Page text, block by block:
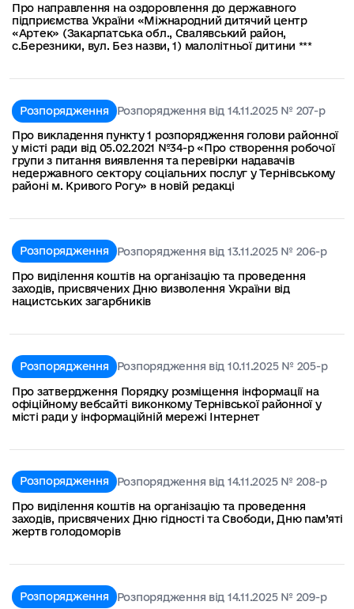
Про направлення на оздоровлення до державного
підприємства України «Міжнародний дитячий центр
«Артек» (Закарпатська обл., Свалявський район,
с.Березники, вул. Без назви, 1) малолітньої дитини ***
Розпорядження
Розпорядження від 14.11.2025 № 207-р
Про викладення пункту 1 розпорядження голови районної
у місті ради від 05.02.2021 №34-р «Про створення робочої
групи з питання виявлення та перевірки надавачів
недержавного сектору соціальних послуг у Тернівському
районі м. Кривого Рогу» в новій редакці
Розпорядження
Розпорядження від 13.11.2025 № 206-р
Про виділення коштів на організацію та проведення
заходів, присвячених Дню визволення України від
нацистських загарбників
Розпорядження
Розпорядження від 10.11.2025 № 205-р
Про затвердження Порядку розміщення інформації на
офіційному вебсайті виконкому Тернівської районної у
місті ради у інформаційній мережі Інтернет
Розпорядження
Розпорядження від 14.11.2025 № 208-р
Про виділення коштів на організацію та проведення
заходів, присвячених Дню гідності та Свободи, Дню пам’яті
жертв голодоморів
Розпорядження
Розпорядження від 14.11.2025 № 209-р